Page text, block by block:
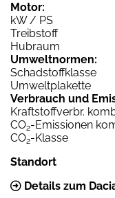
Motor:
kW / PS
Treibstoff
Hubraum
Umweltnormen:
Schadstoffklasse
Umweltplakette
Verbrauch und
Kraftstoffverbr.
CO2-Emissionen
CO2-Klasse
Standort
Details zum